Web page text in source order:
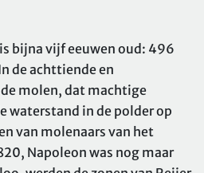
bijna vijf eeuwen oud: 496
de achttiende en
molen, dat machtige
waterstand in de polder op
van molenaars van het
Napoleon was nog maar